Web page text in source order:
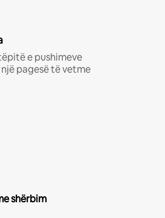
e pushimeve
pagesë të vetme
shërbim